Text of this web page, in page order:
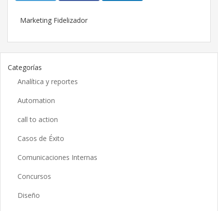
Marketing Fidelizador
Categorías
Analítica y reportes
Automation
call to action
Casos de Éxito
Comunicaciones Internas
Concursos
Diseño